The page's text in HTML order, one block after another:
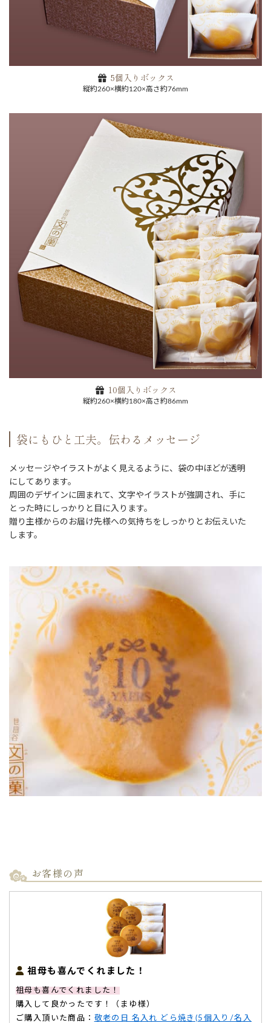
5個入りボックス
縦約260×横約120×高さ約76mm
10個入りボックス
縦約260×横約180×高さ約86mm
袋にもひと工夫。伝わるメッセージ
メッセージやイラストがよく見えるように、袋の中ほどが透明
にしてあります。
周囲のデザインに囲まれて、文字やイラストが強調され、手に
とった時にしっかりと目に入ります。
贈り主様からのお届け先様への気持ちをしっかりとお伝えいた
します。
お客様の声
祖母も喜んでくれました！
祖母も喜んでくれました！
購入して良かったです！（まゆ様）
ご購入頂いた商品： 敬老の日 名入れ どら焼き(5個入り/名入
お買い物を続ける